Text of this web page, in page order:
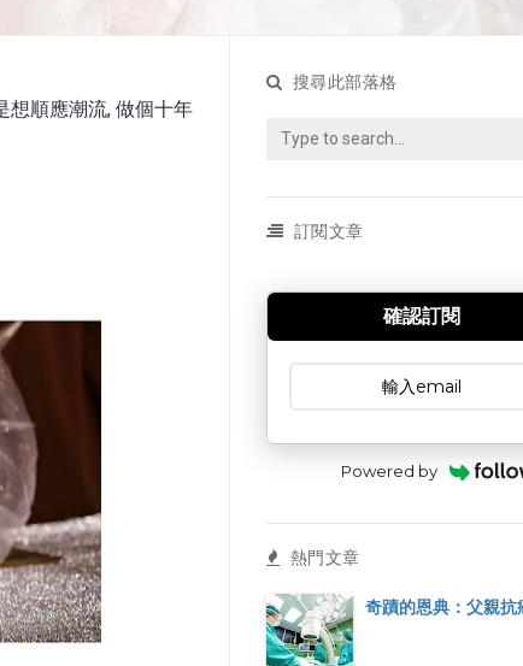
想順應潮流, 做個十年
搜尋此部落格
訂閱文章
訂閱文章
確認訂閱
Powered by
熱門文章
奇蹟的恩典：父親抗